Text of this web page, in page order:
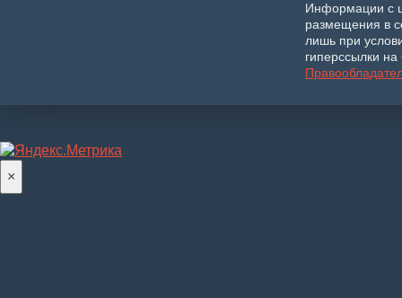
Информации с
размещения в
лишь при
гиперссылки на
×